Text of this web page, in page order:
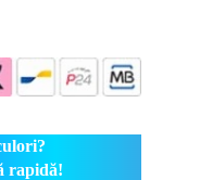
rapidă!